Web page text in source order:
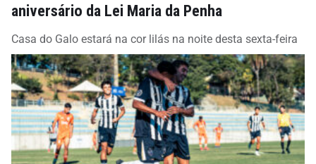
aniversário da Lei Maria da Penha
Casa do Galo estará na cor lilás na noite desta sexta-feira